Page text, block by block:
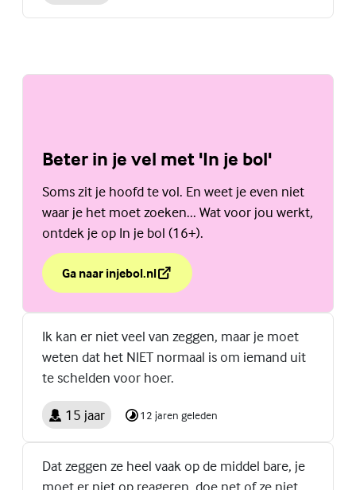
Beter in je vel met 'In je bol'
Soms zit je hoofd te vol. En weet je even niet
waar je het moet zoeken... Wat voor jou werkt,
ontdek je op In je bol (16+).
Ga naar injebol.nl
over Beter in je vel met 'In je bol'
(Externe link)
Ik kan er niet veel van zeggen, maar je moet
weten dat het NIET normaal is om iemand uit
te schelden voor hoer.
15 jaar 12 jaren geleden
Dat zeggen ze heel vaak op de middel bare, je